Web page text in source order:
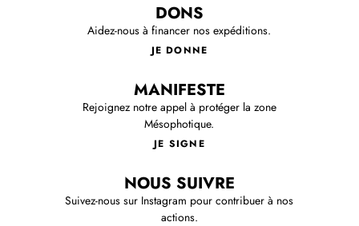
DONS
Aidez-nous à financer nos expéditions.
JE DONNE
MANIFESTE
Rejoignez notre appel à protéger la zone
Mésophotique.
JE SIGNE
NOUS SUIVRE
Suivez-nous sur Instagram pour contribuer à nos
actions.